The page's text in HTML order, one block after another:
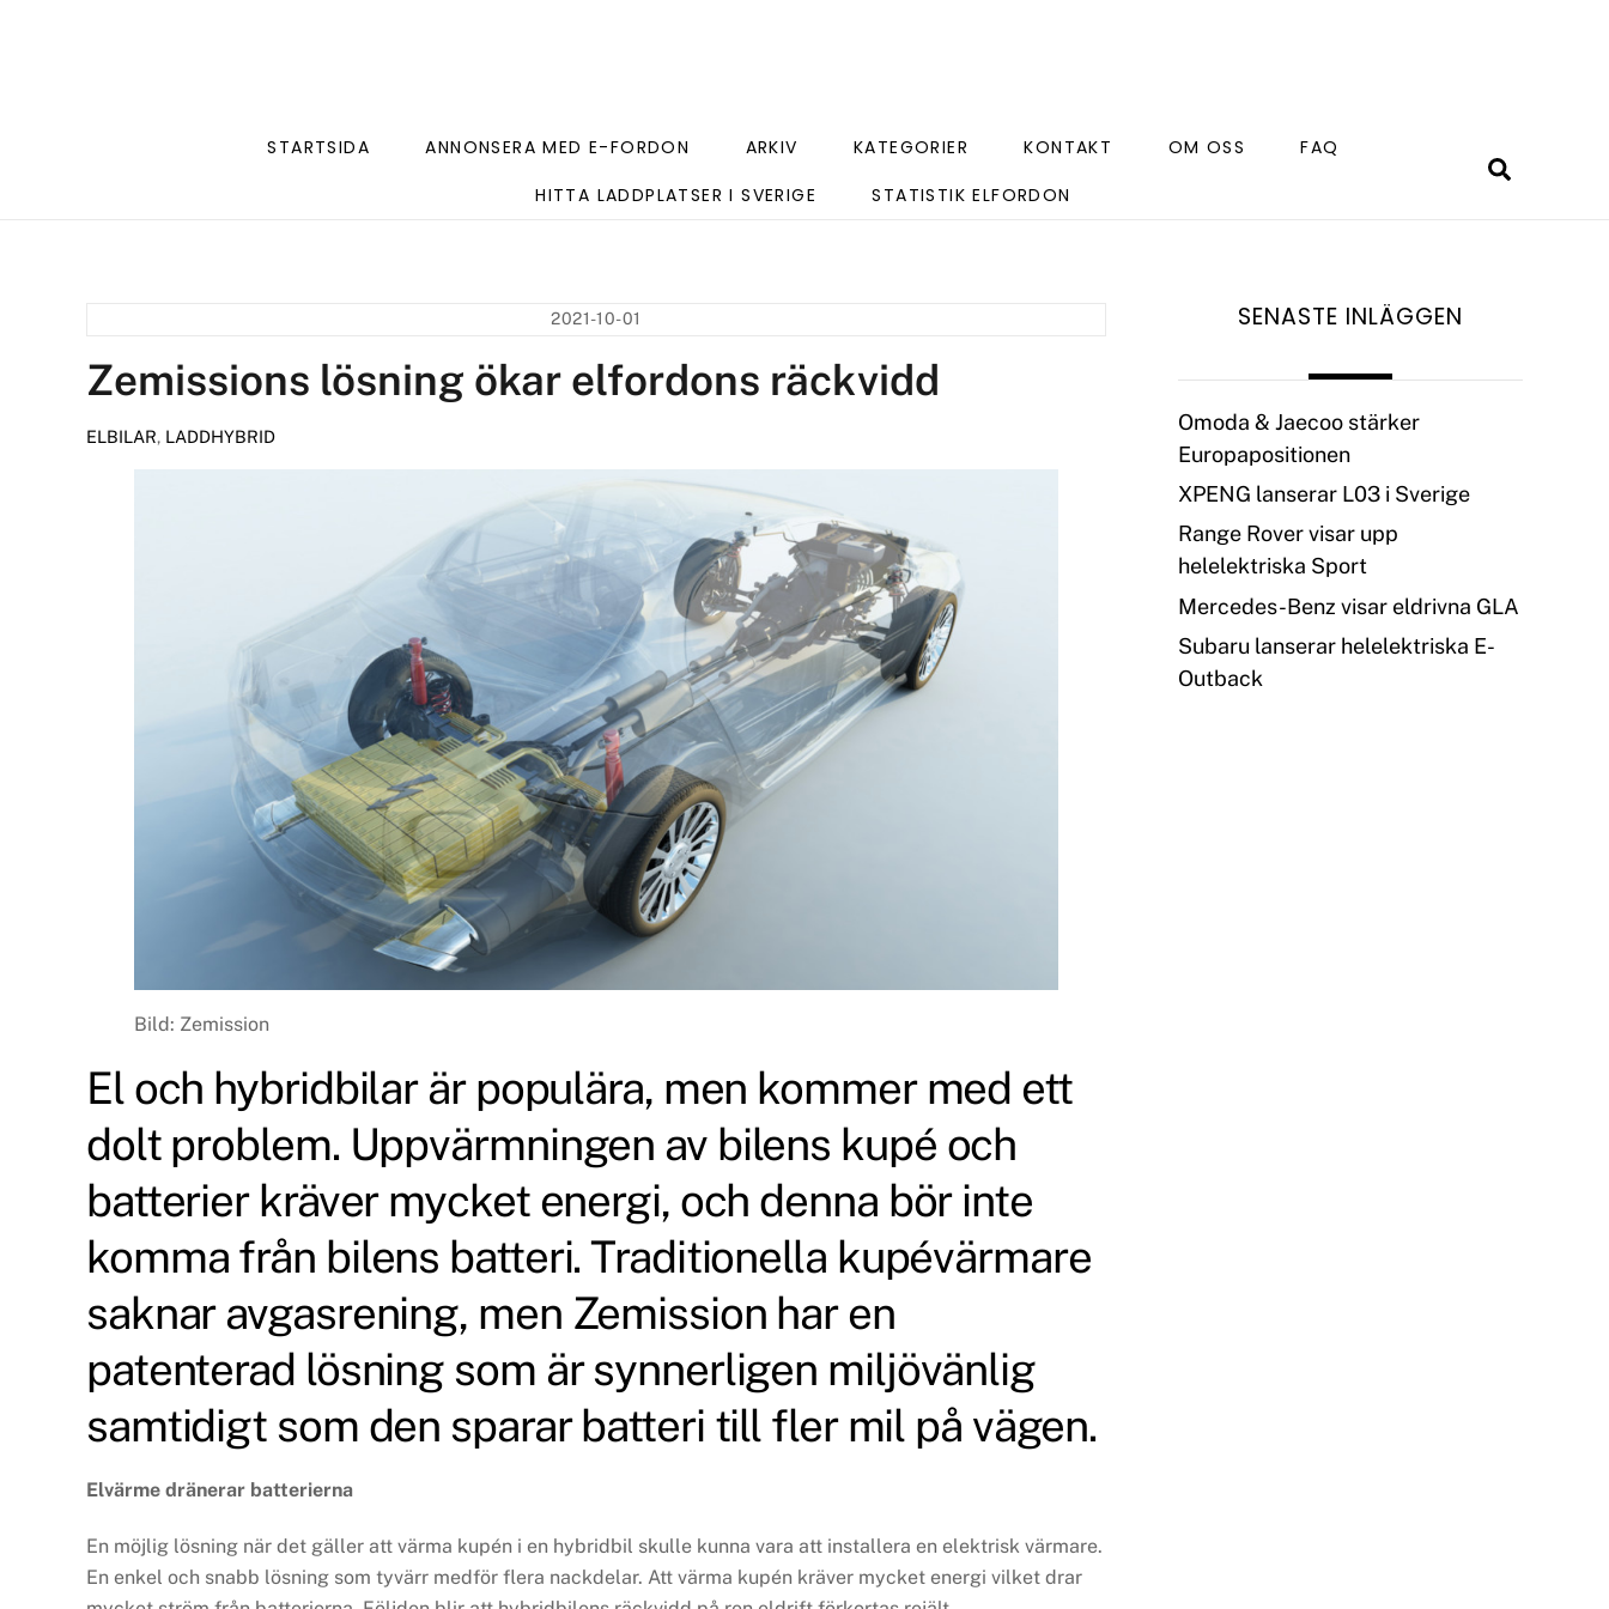
STARTSIDA ANNONSERA MED E-FORDON ARKIV KATEGORIER KONTAKT OM OSS
FAQ
HITTA LADDPLATSER I SVERIGE
STATISTIK ELFORDON
2021-10-01
Zemissions lösning ökar elfordons räckvidd
ELBILAR, LADDHYBRID
Bild: Zemission
El och hybridbilar är populära, men kommer med ett
dolt problem. Uppvärmningen av bilens kupé och
batterier kräver mycket energi, och denna bör inte
komma från bilens batteri. Traditionella kupévärmare
saknar avgasrening, men Zemission har en
patenterad lösning som är synnerligen miljövänlig
samtidigt som den sparar batteri till fler mil på vägen.
Elvärme dränerar batterierna
En möjlig lösning när det gäller att värma kupén i en hybridbil skulle kunna vara att installera en elektrisk värmare.
En enkel och snabb lösning som tyvärr medför flera nackdelar. Att värma kupén kräver mycket energi vilket drar
SENASTE INLÄGGEN
Omoda & Jaecoo stärker
Europapositionen
XPENG lanserar L03 i Sverige
Range Rover visar upp
helelektriska Sport
Mercedes-Benz visar eldrivna GLA
Subaru lanserar helelektriska E-
Outback